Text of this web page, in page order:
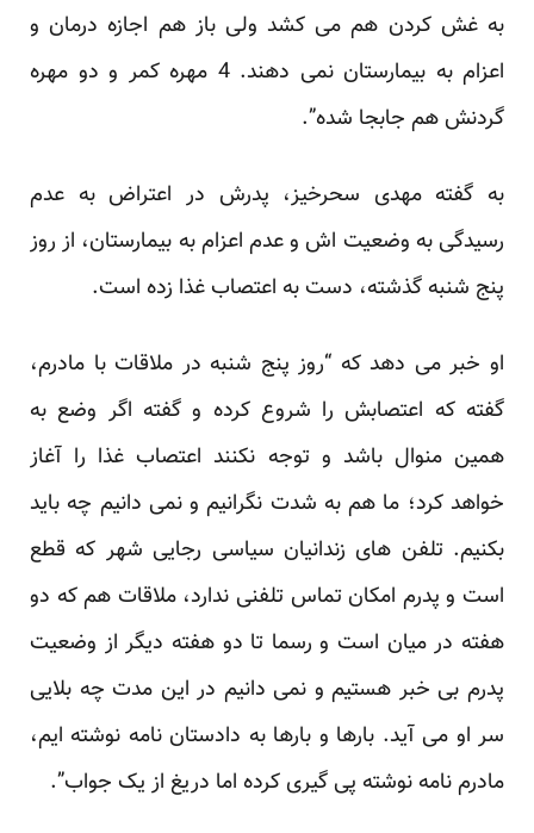
به غش کردن هم می کشد ولی باز هم اجازه درمان و
اعزام به بیمارستان نمی دهند. 4 مهره کمر و دو مهره
گردنش هم جابجا شده”.
به گفته مهدی سحرخیز، پدرش در اعتراض به عدم
رسیدگی به وضعیت اش و عدم اعزام به بیمارستان، از روز
پنج شنبه گذشته، دست به اعتصاب غذا زده است.
او خبر می دهد که “روز پنج شنبه در ملاقات با مادرم،
گفته که اعتصابش را شروع کرده و گفته اگر وضع به
همین منوال باشد و توجه نکنند اعتصاب غذا را آغاز
خواهد کرد؛ ما هم به شدت نگرانیم و نمی دانیم چه باید
بکنیم. تلفن های زندانیان سیاسی رجایی شهر که قطع
است و پدرم امکان تماس تلفنی ندارد، ملاقات هم که دو
هفته در میان است و رسما تا دو هفته دیگر از وضعیت
پدرم بی خبر هستیم و نمی دانیم در این مدت چه بلایی
سر او می آید. بارها و بارها به دادستان نامه نوشته ایم،
مادرم نامه نوشته پی گیری کرده اما دریغ از یک جواب”.